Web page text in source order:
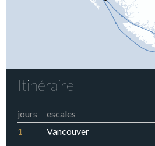
Itinéraire
jours escales
1
Vancouver